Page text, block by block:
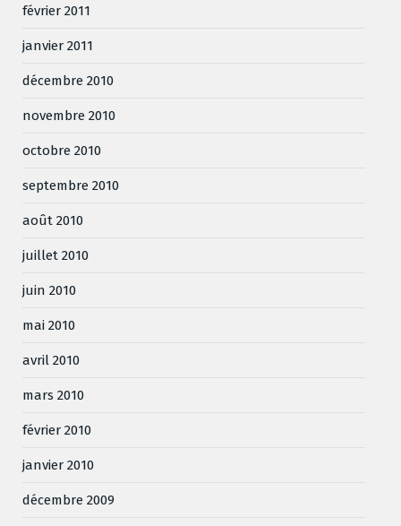
février 2011
janvier 2011
décembre 2010
novembre 2010
octobre 2010
septembre 2010
août 2010
juillet 2010
juin 2010
mai 2010
avril 2010
mars 2010
février 2010
janvier 2010
décembre 2009